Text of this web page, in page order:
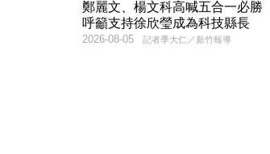
鄭麗文、楊文科高喊五合一必勝
呼籲支持徐欣瑩成為科技縣長
記者季大仁／新竹報導
2026-08-05